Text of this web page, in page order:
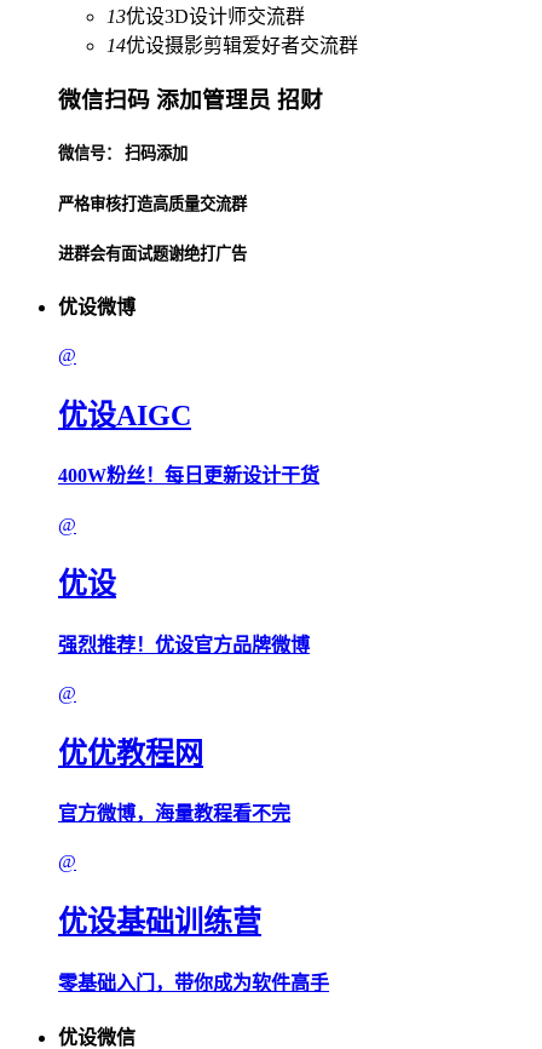
13优设3D设计师交流群
14优设摄影剪辑爱好者交流群
微信扫码 添加管理员 招财
微信号： 扫码添加
严格审核打造高质量交流群
进群会有面试题谢绝打广告
优设微博
@
优设AIGC
400W粉丝！每日更新设计干货
@
优设
强烈推荐！优设官方品牌微博
@
优优教程网
官方微博，海量教程看不完
@
优设基础训练营
零基础入门，带你成为软件高手
优设微信